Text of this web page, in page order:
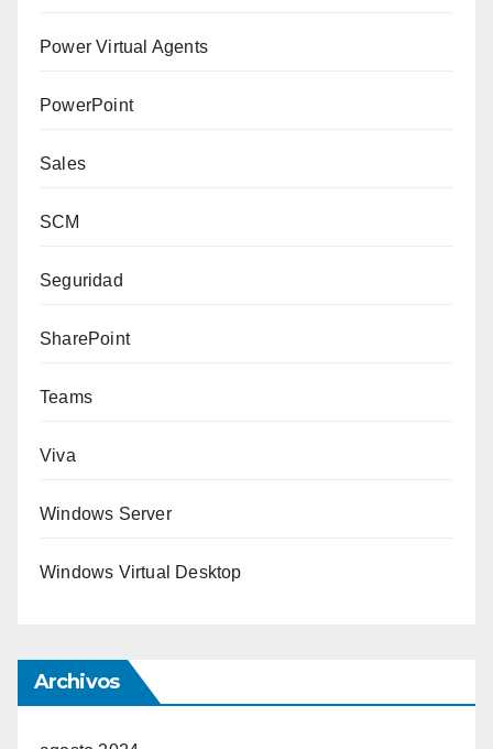
Power Virtual Agents
PowerPoint
Sales
SCM
Seguridad
SharePoint
Teams
Viva
Windows Server
Windows Virtual Desktop
Archivos